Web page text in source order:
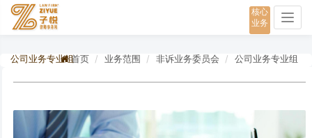
核心
业务
公司业务专业组首页 业务范围 非诉业务委员会 公司业务专业组